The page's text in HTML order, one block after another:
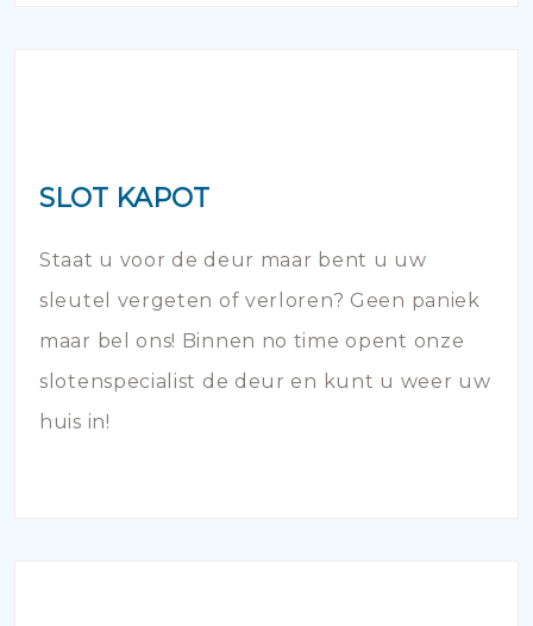
SLOT KAPOT
Staat u voor de deur maar bent u uw
sleutel vergeten of verloren? Geen paniek
maar bel ons! Binnen no time opent onze
slotenspecialist de deur en kunt u weer uw
huis in!